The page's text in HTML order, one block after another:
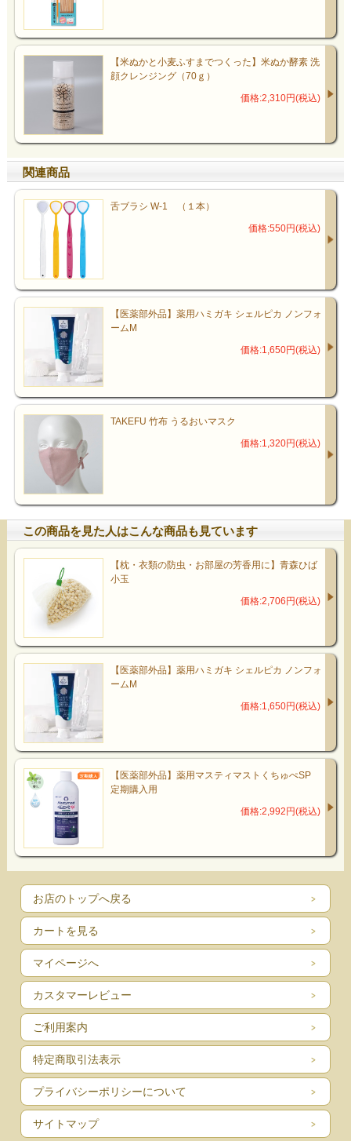
【米ぬかと小麦ふすまでつくった】米ぬか酵素 洗
顔クレンジング（70ｇ）
価格:2,310円(税込)
関連商品
舌ブラシ W-1 （１本）
価格:550円(税込)
【医薬部外品】薬用ハミガキ シェルピカ ノンフォ
ームM
価格:1,650円(税込)
TAKEFU 竹布 うるおいマスク
価格:1,320円(税込)
この商品を見た人はこんな商品も見ています
【枕・衣類の防虫・お部屋の芳香用に】青森ひば
小玉
価格:2,706円(税込)
【医薬部外品】薬用ハミガキ シェルピカ ノンフォ
ームM
価格:1,650円(税込)
【医薬部外品】薬用マスティマストくちゅぺSP
定期購入用
価格:2,992円(税込)
お店のトップへ戻る
カートを見る
マイページへ
カスタマーレビュー
ご利用案内
特定商取引法表示
プライバシーポリシーについて
サイトマップ